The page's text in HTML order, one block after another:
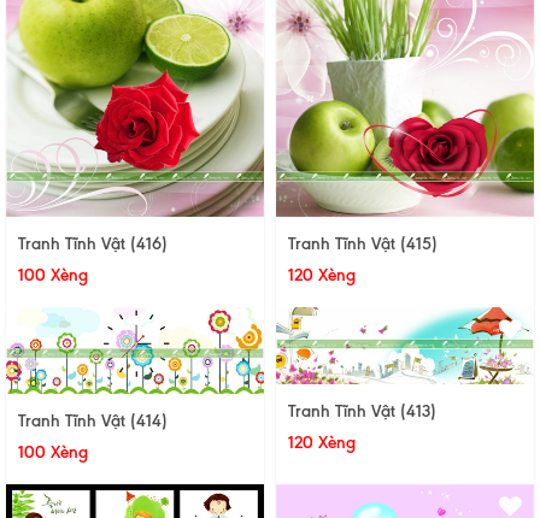
Tranh Tĩnh Vật (416)
100 Xèng
Tranh Tĩnh Vật (415)
120 Xèng
Tranh Tĩnh Vật (414)
100 Xèng
Tranh Tĩnh Vật (413)
120 Xèng